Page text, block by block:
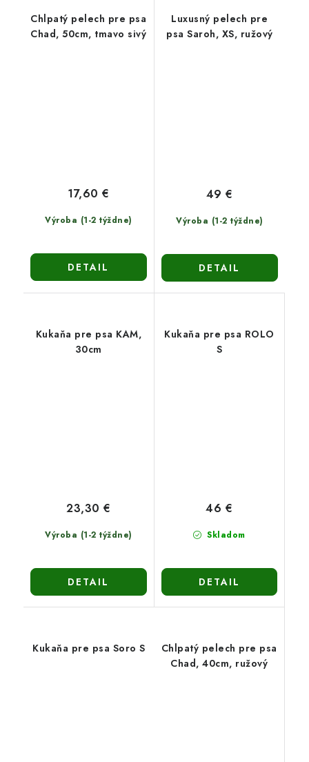
Chlpatý pelech pre psa
Chad, 50cm, tmavo sivý
Výroba (1-2 týždne)
17,60 €
DETAIL
Luxusný pelech pre
psa Saroh, XS, ružový
Výroba (1-2 týždne)
49 €
DETAIL
Kukaňa pre psa KAM,
30cm
Výroba (1-2 týždne)
23,30 €
DETAIL
Kukaňa pre psa ROLO
S
Skladom
46 €
DETAIL
Kukaňa pre psa Soro S
Chlpatý pelech pre psa
Chad, 40cm, ružový